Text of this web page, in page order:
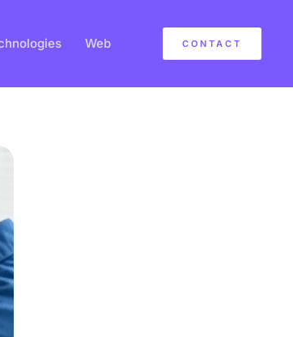
Web CONTACT